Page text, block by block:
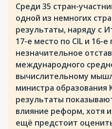
Среди 35 стран-
одной из немногих
результаты, наряду с
17-е место по CIL и 16-
незначительное
международного
вычислительному
министра
результаты
влияние реформ, хотя
ещё предстоит